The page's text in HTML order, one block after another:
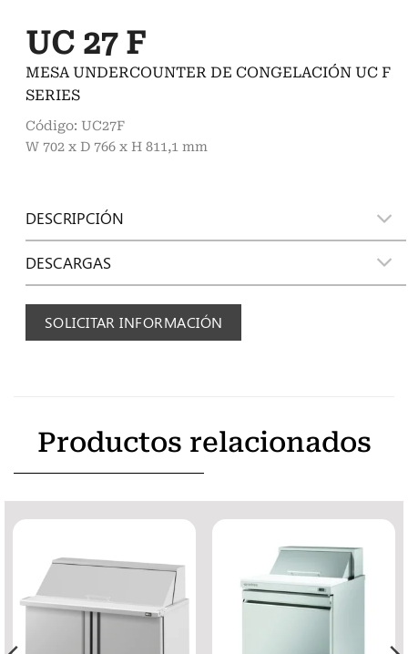
UC 27 F
MESA UNDERCOUNTER DE CONGELACIÓN UC F
SERIES
Código: UC27F
W 702 x D 766 x H 811,1 mm
DESCRIPCIÓN
DESCARGAS
SOLICITAR INFORMACIÓN
Productos relacionados